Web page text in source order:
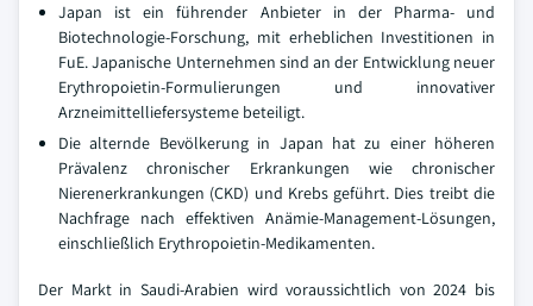
Japan ist ein führender Anbieter in der Pharma- und
Biotechnologie-Forschung, mit erheblichen Investitionen in
FuE. Japanische Unternehmen sind an der Entwicklung neuer
Erythropoietin-Formulierungen und innovativer
Arzneimittelliefersysteme beteiligt.
Die alternde Bevölkerung in Japan hat zu einer höheren
Prävalenz chronischer Erkrankungen wie chronischer
Nierenerkrankungen (CKD) und Krebs geführt. Dies treibt die
Nachfrage nach effektiven Anämie-Management-Lösungen,
einschließlich Erythropoietin-Medikamenten.
Der Markt in Saudi-Arabien wird voraussichtlich von 2024 bis